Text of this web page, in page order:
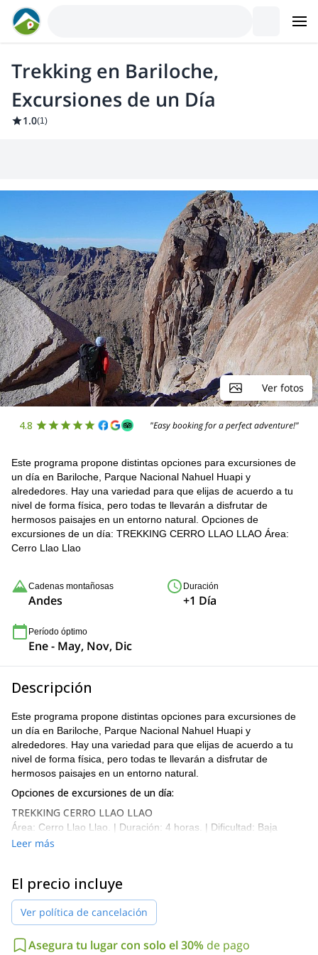
Trekking en Bariloche,
Excursiones de un Día
1.0(1)
Ver fotos
4.8 "Easy booking for a perfect adventure!"
Este programa propone distintas opciones para excursiones de
un día en Bariloche, Parque Nacional Nahuel Huapi y
alrededores. Hay una variedad para que elijas de acuerdo a tu
nivel de forma física, pero todas te llevarán a disfrutar de
hermosos paisajes en un entorno natural. Opciones de
excursiones de un día: TREKKING CERRO LLAO LLAO Área:
Cerro Llao Llao
Cadenas montañosas
Andes
Duración
+1 Día
Período óptimo
Ene - May, Nov, Dic
Descripción
Este programa propone distintas opciones para excursiones de
un día en Bariloche, Parque Nacional Nahuel Huapi y
alrededores. Hay una variedad para que elijas de acuerdo a tu
nivel de forma física, pero todas te llevarán a disfrutar de
hermosos paisajes en un entorno natural.
Opciones de excursiones de un día:
TREKKING CERRO LLAO LLAO
Área: Cerro Llao Llao. | Duración: 4 horas. | Dificultad: Baja
intensidad
practicado esta actividad y desean descubrirla. Increíbles vistas
del Lago Nahuel Huapi y las montañas.
CERRO BELLA VISTA
Área: Cerro Bella Vista. | Duración: día completo. | Dificultad:
Intensidad media
Leer más
El precio incluye
Ver política de cancelación
Asegura tu lugar con solo el 30% de pago